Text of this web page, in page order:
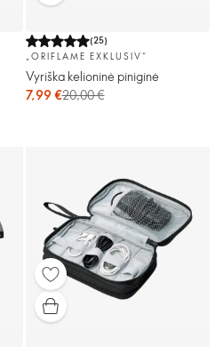
(25)
„ORIFLAME EXKLUSIV“
Vyriška kelioninė piniginė
7,99 €20,00 €